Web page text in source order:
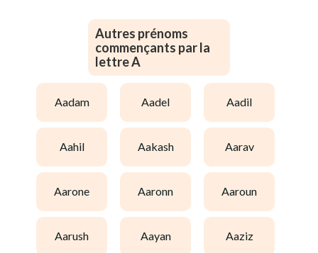
Autres prénoms
commençants par la
lettre A
aadam aadel aadil
aahil aakash aarav
aarone aaronn aaroun
aarush aayan aaziz